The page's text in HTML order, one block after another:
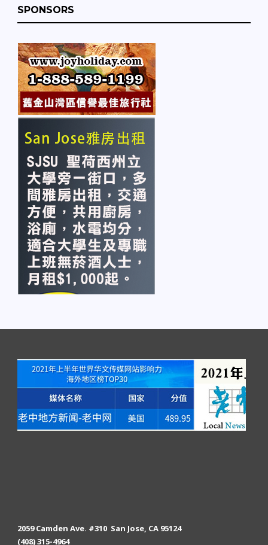
SPONSORS
2059 Camden Ave. #310 San Jose, CA 95124
(408) 315-4964